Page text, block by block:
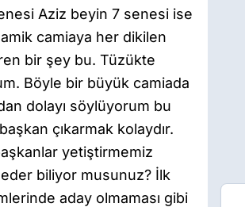
Aziz beyin 7 senesi ise
camiaya her dikilen
bir şey bu. Tüzükte
Böyle bir büyük camiada
dolayı söylüyorum bu
çıkarmak kolaydır.
yetiştirmemiz
biliyor musunuz? İlk
aday olmaması gibi